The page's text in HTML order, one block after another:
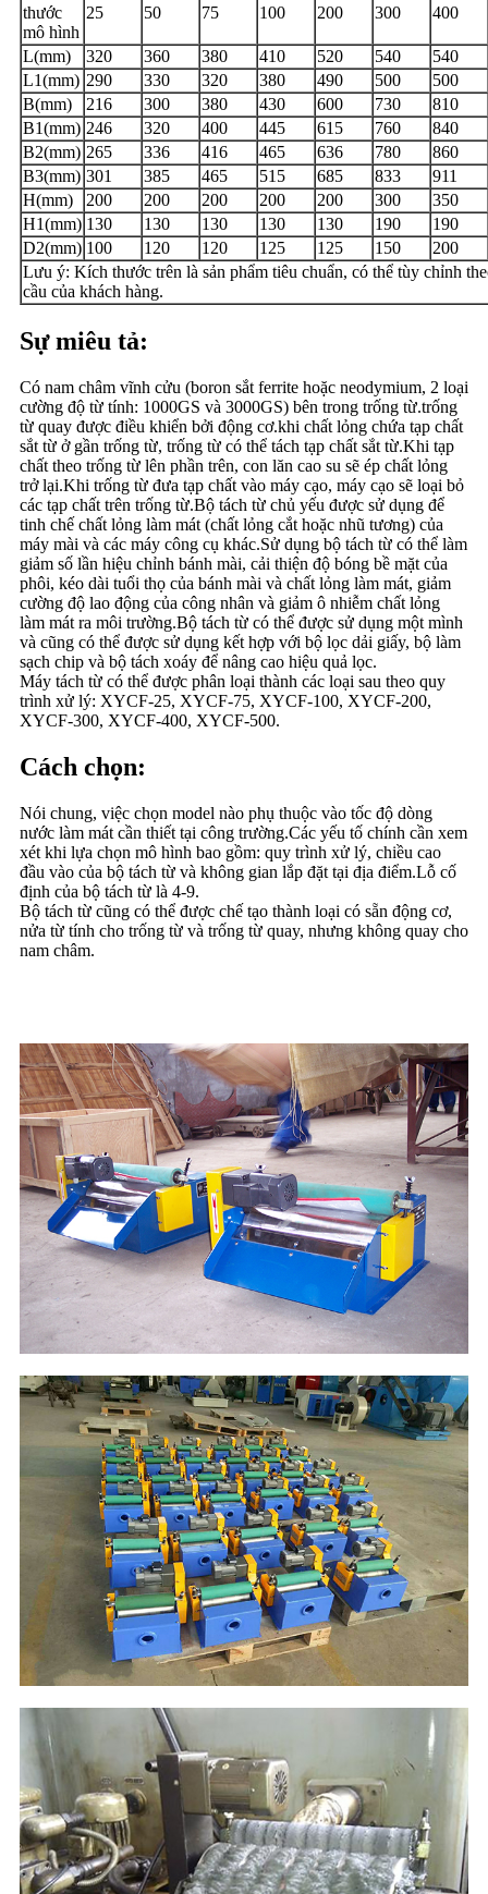
thước
mô hình
25
50
75
100
200
300
400
L(mm) 320 360 380 410 520 540
540
L1(mm) 290 330 320 380 490 500
500
B(mm)
216 300 380 430 600 730
810
B1(mm) 246 320 400 445 615 760
840
B2(mm) 265 336 416 465 636 780
860
B3(mm) 301 385 465 515 685 833
911
H(mm)
200 200 200 200 200 300
350
H1(mm) 130 130 130 130 130 190
190
D2(mm) 100 120 120 125 125 150
200
Lưu ý: Kích thước trên là sản phẩm tiêu chuẩn, có thể tùy chỉnh
cầu của khách hàng.
Sự miêu tả:
Có nam châm vĩnh cửu (boron sắt ferrite hoặc neodymium, 2 loại
cường độ từ tính: 1000GS và 3000GS) bên trong trống từ.trống
từ quay được điều khiển bởi động cơ.khi chất lỏng chứa tạp chất
sắt từ ở gần trống từ, trống từ có thể tách tạp chất sắt từ.Khi tạp
chất theo trống từ lên phần trên, con lăn cao su sẽ ép chất lỏng
trở lại.Khi trống từ đưa tạp chất vào máy cạo, máy cạo sẽ loại bỏ
các tạp chất trên trống từ.Bộ tách từ chủ yếu được sử dụng để
tinh chế chất lỏng làm mát (chất lỏng cắt hoặc nhũ tương) của
máy mài và các máy công cụ khác.Sử dụng bộ tách từ có thể làm
giảm số lần hiệu chỉnh bánh mài, cải thiện độ bóng bề mặt của
phôi, kéo dài tuổi thọ của bánh mài và chất lỏng làm mát, giảm
cường độ lao động của công nhân và giảm ô nhiễm chất lỏng
làm mát ra môi trường.Bộ tách từ có thể được sử dụng một mình
và cũng có thể được sử dụng kết hợp với bộ lọc dải giấy, bộ làm
sạch chip và bộ tách xoáy để nâng cao hiệu quả lọc.
Máy tách từ có thể được phân loại thành các loại sau theo quy
trình xử lý: XYCF-25, XYCF-75, XYCF-100, XYCF-200,
XYCF-300, XYCF-400, XYCF-500.
Cách chọn:
Nói chung, việc chọn model nào phụ thuộc vào tốc độ dòng
nước làm mát cần thiết tại công trường.Các yếu tố chính cần xem
xét khi lựa chọn mô hình bao gồm: quy trình xử lý, chiều cao
đầu vào của bộ tách từ và không gian lắp đặt tại địa điểm.Lỗ cố
định của bộ tách từ là 4-9.
Bộ tách từ cũng có thể được chế tạo thành loại có sẵn động cơ,
nửa từ tính cho trống từ và trống từ quay, nhưng không quay cho
nam châm.